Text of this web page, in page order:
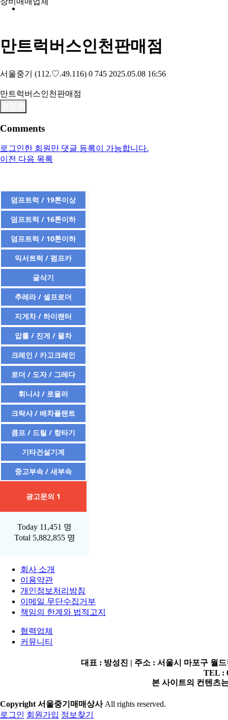
만트럭버스인천판매점
서울중기 (112.♡.49.116) 0 745 2025.05.08 16:56
만트럭버스인천판매점
Comments
로그인한 회원만 댓글 등록이 가능합니다.
이전 다음 목록
덤프트럭 / 19톤이상
덤프트럭 / 16톤이하
덤프트럭 / 10톤이하
믹서트럭 / 펌프카
굴삭기
추레라 / 셀프로더
지게차 / 하이랜터
압롤 / 진게 / 물차
크레인 / 카고크레인
로더 / 도자 / 그레다
휘니샤 / 로울러
크락샤 / 배차플랜트
콤프 / 드릴 / 항타기
기타건설기계
중고부속 / 새부속
광고문의 1
Today 11,451 명
Total 5,882,855 명
회사 소개
이용약관
개인정보처리방침
이메일 무단수집거부
책임의 한계와 법적고지
협력업체
커뮤니티
대표 : 방성진 | 주소 : 서울시 마포구 월
TEL :
본 사이트의 컨텐츠
Copyright 서울중기매매상사 All rights reserved.
로그인 회원가입 정보찾기